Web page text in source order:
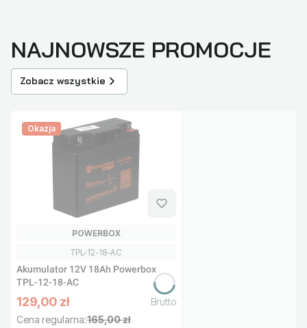
NAJNOWSZE PROMOCJE
Zobacz wszystkie
Okazja
Kod produktu
TPL-12-18-AC
Akumulator 12V 18Ah Powerbox
TPL-12-18-AC
PRODUCENT
POWERBOX
Cena promocyjna brutto
129,00 zł
Cena regularna:165,00 zł